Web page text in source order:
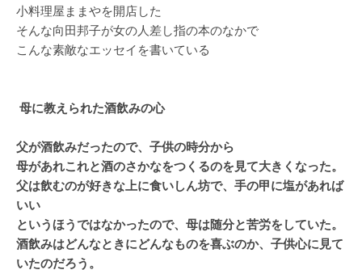
小料理屋ままやを開店した
そんな向田邦子が女の人差し指の本のなかで
こんな素敵なエッセイを書いている
母に教えられた酒飲みの心
父が酒飲みだったので、子供の時分から
母があれこれと酒のさかなをつくるのを見て大きくなった。
父は飲むのが好きな上に食いしん坊で、手の甲に塩があれば
いい
というほうではなかったので、母は随分と苦労をしていた。
酒飲みはどんなときにどんなものを喜ぶのか、子供心に見て
いたのだろう。